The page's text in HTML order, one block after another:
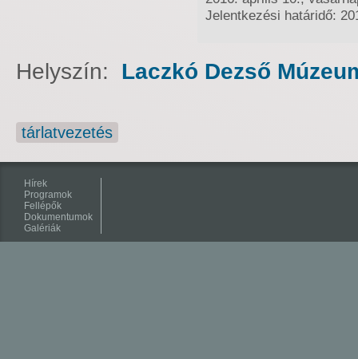
Jelentkezési határidő:
Helyszín: Laczkó Dezső
tárlatvezetés
Hírek
Programok
Fellépők
Dokumentumok
Galériák